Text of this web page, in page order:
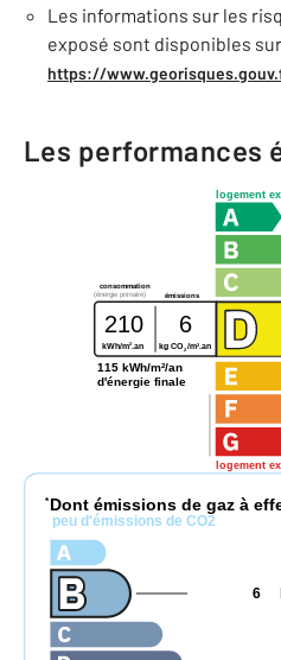
Les informations sur les
exposé sont disponibles
https://
Les performances
logement
logement
consommation
émissions
(énergie primaire)
210 6
kWh/m2.an kg CO2 /m2 .an
115 kWh/m²/an
d'énergie finale
* Dont émissions de gaz à
peu d'émissions de CO2
6